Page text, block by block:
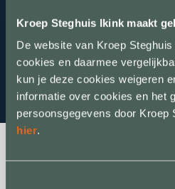
Kroep Steghuis Ikink maakt
De website van Kroep
cookies en daarmee
kun je deze cookies weigeren
informatie over cookies en het
persoonsgegevens door Kroep
hier.